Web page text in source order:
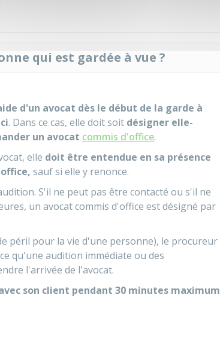
qui est gardée à vue ?
d'un avocat dès le début de la garde à
. Dans ce cas, elle doit soit désigner elle-
un avocat commis d'office.
elle doit être entendue en sa présence
sauf si elle y renonce.
S'il ne peut pas être contacté ou s'il ne
un avocat commis d'office est désigné par
péril pour la vie d'une personne), le procureur
qu'une audition immédiate ou des
l'arrivée de l'avocat.
son client pendant 30 minutes maximum